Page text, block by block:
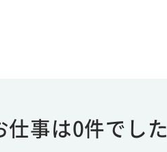
仕事は0件でした